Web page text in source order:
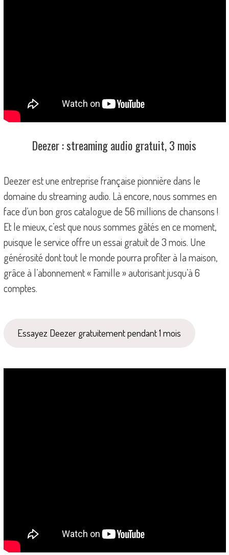
Deezer : streaming audio gratuit, 3 mois
Deezer est une entreprise française pionnière dans le
domaine du streaming audio. Là encore, nous sommes en
face d’un bon gros catalogue de 56 millions de chansons !
Et le mieux, c’est que nous sommes gâtés en ce moment,
puisque le service offre un essai gratuit de 3 mois. Une
générosité dont tout le monde pourra profiter à la maison,
grâce à l’abonnement « Famille » autorisant jusqu’à 6
comptes.
Essayez Deezer gratuitement pendant 1 mois